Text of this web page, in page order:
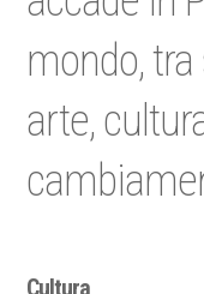
mondo,
arte,
Cultura